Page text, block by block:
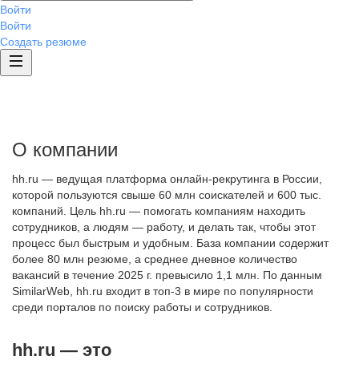
Войти
Войти
Создать резюме
О компании
hh.ru — ведущая платформа онлайн-рекрутинга в России,
которой пользуются свыше 60 млн соискателей и 600 тыс.
компаний. Цель hh.ru — помогать компаниям находить
сотрудников, а людям — работу, и делать так, чтобы этот
процесс был быстрым и удобным. База компании содержит
более 80 млн резюме, а среднее дневное количество
вакансий в течение 2025 г. превысило 1,1 млн. По данным
SimilarWeb, hh.ru входит в топ-3 в мире по популярности
среди порталов по поиску работы и сотрудников.
hh.ru — это